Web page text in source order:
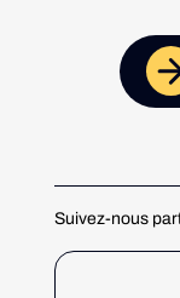
Suivez-nous